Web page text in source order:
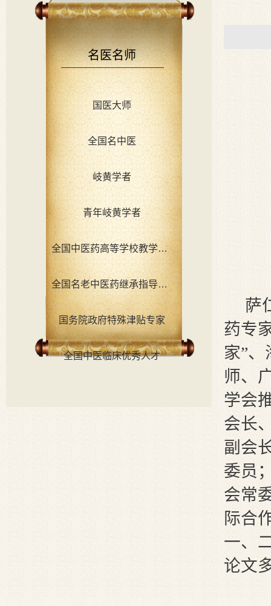
名医名师
国医大师
全国名中医
岐黄学者
青年岐黄学者
全国中医药高等学校教学名师
全国名老中医药继承指导老师
国务院政府特殊津贴专家
全国中医临床优秀人才
萨
药专
家”
师、
学会
会长
副会
委员
会常
际合
一、
论文